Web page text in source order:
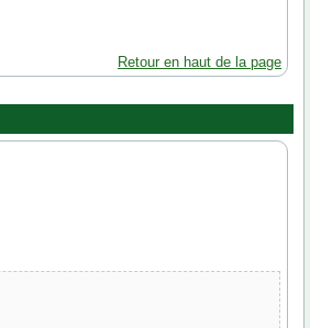
Retour en haut de la page